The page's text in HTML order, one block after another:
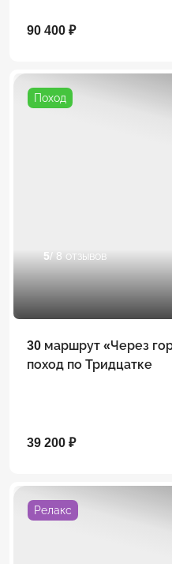
90 400 ₽
Поход
5/ 8 отзывов
30 маршрут «Через
поход по Тридцатке
39 200 ₽
Релакс